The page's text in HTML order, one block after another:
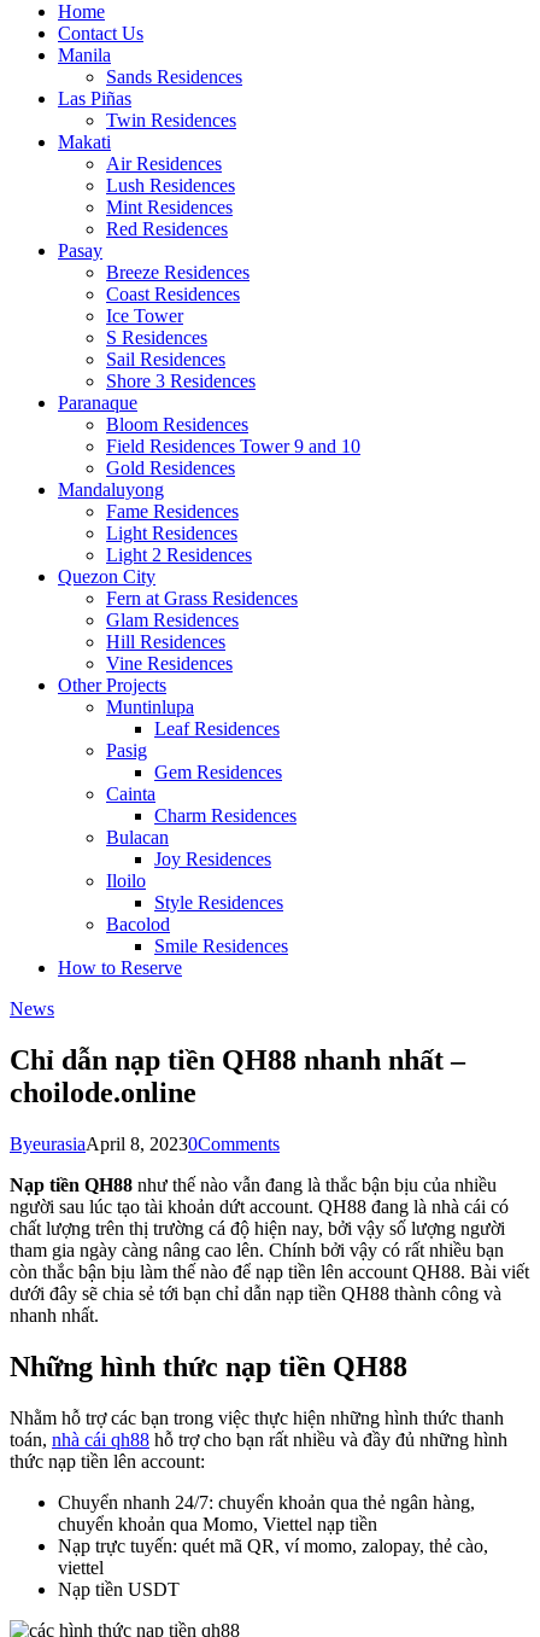
Home
Contact Us
Manila
Sands Residences
Las Piñas
Twin Residences
Makati
Air Residences
Lush Residences
Mint Residences
Red Residences
Pasay
Breeze Residences
Coast Residences
Ice Tower
S Residences
Sail Residences
Shore 3 Residences
Paranaque
Bloom Residences
Field Residences Tower 9 and 10
Gold Residences
Mandaluyong
Fame Residences
Light Residences
Light 2 Residences
Quezon City
Fern at Grass Residences
Glam Residences
Hill Residences
Vine Residences
Other Projects
Muntinlupa
Leaf Residences
Pasig
Gem Residences
Cainta
Charm Residences
Bulacan
Joy Residences
Iloilo
Style Residences
Bacolod
Smile Residences
How to Reserve
News
Chỉ dẫn nạp tiền QH88 nhanh nhất –
choilode.online
ByeurasiaApril 8, 20230Comments
Nạp tiền QH88 như thế nào vẫn đang là thắc bận bịu của nhiều
người sau lúc tạo tài khoản dứt account. QH88 đang là nhà cái có
chất lượng trên thị trường cá độ hiện nay, bởi vậy số lượng người
tham gia ngày càng nâng cao lên. Chính bởi vậy có rất nhiều bạn
còn thắc bận bịu làm thế nào để nạp tiền lên account QH88. Bài viết
dưới đây sẽ chia sẻ tới bạn chỉ dẫn nạp tiền QH88 thành công và
nhanh nhất.
Những hình thức nạp tiền QH88
Nhằm hỗ trợ các bạn trong việc thực hiện những hình thức thanh
toán, nhà cái qh88 hỗ trợ cho bạn rất nhiều và đầy đủ những hình
thức nạp tiền lên account:
Chuyển nhanh 24/7: chuyển khoản qua thẻ ngân hàng,
chuyển khoản qua Momo, Viettel nạp tiền
Nạp trực tuyến: quét mã QR, ví momo, zalopay, thẻ cào,
viettel
Nạp tiền USDT